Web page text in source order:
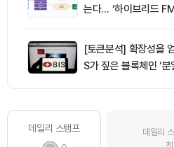
는다… ‘하이브리드
[토큰분석] 확장성을
S가 짚은 블록체인 ‘분
데일리 스탬프
데일리